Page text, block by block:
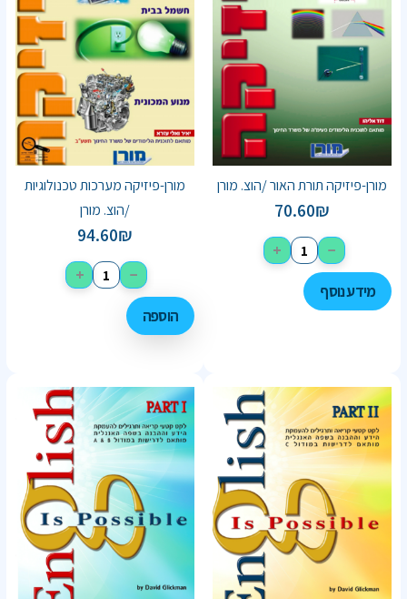
מורן-פיזיקה תורת האור /הוצ. מורן
70.60₪
−
+
מידע נוסף
מורן-פיזיקה מערכות טכנולוגיות
/הוצ. מורן
94.60₪
−
+
הוספה